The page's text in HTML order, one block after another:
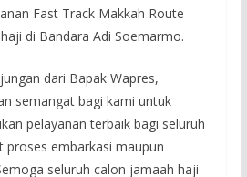
Fast Track Makkah Route
di Bandara Adi Soemarmo.
dari Bapak Wapres,
semangat bagi kami untuk
pelayanan terbaik bagi seluruh
proses embarkasi maupun
seluruh calon jamaah haji